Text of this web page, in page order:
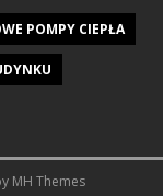
POMPY CIEPŁA
MH Themes